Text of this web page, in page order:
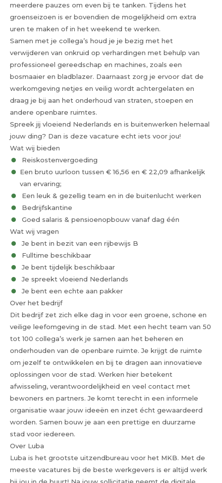
meerdere pauzes om even bij te tanken. Tijdens het
groenseizoen is er bovendien de mogelijkheid om extra
uren te maken of in het weekend te werken.
Samen met je collega’s houd je je bezig met het
verwijderen van onkruid op verhardingen met behulp van
professioneel gereedschap en machines, zoals een
bosmaaier en bladblazer. Daarnaast zorg je ervoor dat de
werkomgeving netjes en veilig wordt achtergelaten en
draag je bij aan het onderhoud van straten, stoepen en
andere openbare ruimtes.
Spreek jij vloeiend Nederlands en is buitenwerken helemaal
jouw ding? Dan is deze vacature echt iets voor jou!
Wat wij bieden
Reiskostenvergoeding
Een bruto uurloon tussen € 16,56 en € 22,09 afhankelijk
van ervaring;
Een leuk & gezellig team en in de buitenlucht werken
Bedrijfskantine
Goed salaris & pensioenopbouw vanaf dag één
Wat wij vragen
Je bent in bezit van een rijbewijs B
Fulltime beschikbaar
Je bent tijdelijk beschikbaar
Je spreekt vloeiend Nederlands
Je bent een echte aan pakker
Over het bedrijf
Dit bedrijf zet zich elke dag in voor een groene, schone en
veilige leefomgeving in de stad. Met een hecht team van 50
tot 100 collega’s werk je samen aan het beheren en
onderhouden van de openbare ruimte. Je krijgt de ruimte
om jezelf te ontwikkelen en bij te dragen aan innovatieve
oplossingen voor de stad. Werken hier betekent
afwisseling, verantwoordelijkheid en veel contact met
bewoners en partners. Je komt terecht in een informele
organisatie waar jouw ideeën en inzet écht gewaardeerd
worden. Samen bouw je aan een prettige en duurzame
stad voor iedereen.
Over Luba
Luba is het grootste uitzendbureau voor het MKB. Met de
meeste vacatures bij de beste werkgevers is er altijd werk
bij jou in de buurt! Na jouw sollicitatie neemt de digitale